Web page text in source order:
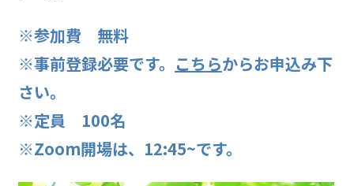
※参加費 無料
※事前登録必要です。 こちらからお申込み下
さい。
※定員 100名
※Zoom開場は、12:45~です。